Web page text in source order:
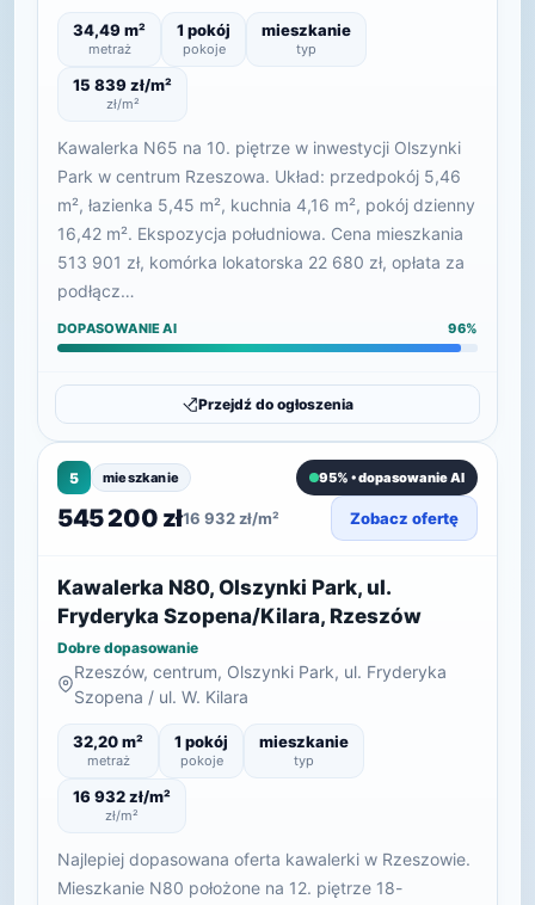
34,49 m²
metraż
1 pokój
pokoje
mieszkanie
typ
15 839 zł/m²
zł/m²
Kawalerka N65 na 10. piętrze w inwestycji Olszynki
Park w centrum Rzeszowa. Układ: przedpokój 5,46
m², łazienka 5,45 m², kuchnia 4,16 m², pokój dzienny
16,42 m². Ekspozycja południowa. Cena mieszkania
513 901 zł, komórka lokatorska 22 680 zł, opłata za
podłącz…
DOPASOWANIE AI 96%
Przejdź do ogłoszenia
5 mieszkanie 95% • dopasowanie AI
545 200 zł16 932 zł/m² Zobacz ofertę
Kawalerka N80, Olszynki Park, ul.
Fryderyka Szopena/Kilara, Rzeszów
Dobre dopasowanie
Rzeszów, centrum, Olszynki Park, ul. Fryderyka
Szopena / ul. W. Kilara
32,20 m²
metraż
1 pokój
pokoje
mieszkanie
typ
16 932 zł/m²
zł/m²
Najlepiej dopasowana oferta kawalerki w Rzeszowie.
Mieszkanie N80 położone na 12. piętrze 18-